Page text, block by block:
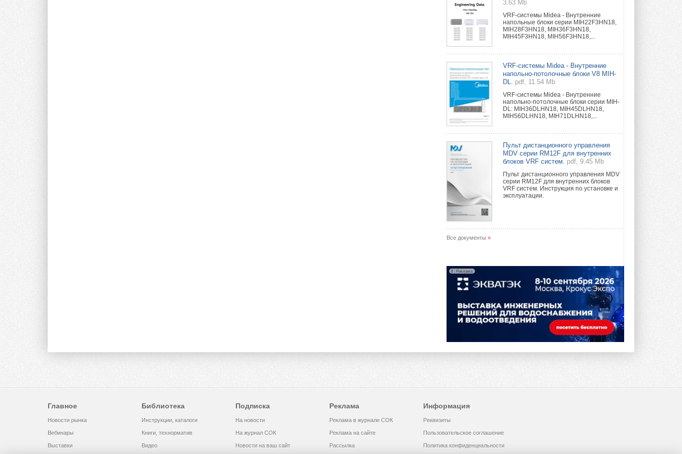
3.63 Mb
VRF-системы Midea - Внутренние
напольные блоки серии MIH22F3HN18,
MIH28F3HN18, MIH36F3HN18,
MIH45F3HN18, MIH56F3HN18,...
VRF-системы Midea - Внутренние
напольно-потолочные блоки V8 MIH-
DL.
pdf, 11.54 Mb
VRF-системы Midea - Внутренние
напольно-потолочные блоки серии MIH-
DL: MIH36DLHN18, MIH45DLHN18,
MIH56DLHN18, MIH71DLHN18,...
Пульт дистанционного управления
MDV серии RM12F для внутренних
блоков VRF систем.
pdf, 9.45 Mb
Пульт дистанционного управления MDV
серии RM12F для внутренних блоков
VRF систем. Инструкция по установке и
эксплуатации.
Все документы »
Реклама
Главное
Новости рынка
Вебинары
Выставки
Библиотека
Инструкции, каталоги
Книги, технорматив
Видео
Подписка
На новости
На журнал СОК
Новости на ваш сайт
Реклама
Реклама в журнале СОК
Реклама на сайте
Рассылка
Информация
Реквизиты
Пользовательское соглашение
Политика конфиденциальности